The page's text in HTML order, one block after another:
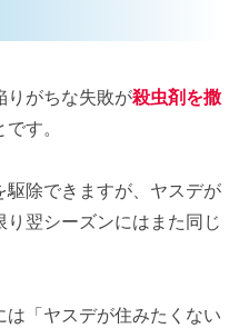
りがちな失敗が殺虫剤を撒
です。
除できますが、ヤスデが
翌シーズンにはまた同じ
「ヤスデが住みたくない